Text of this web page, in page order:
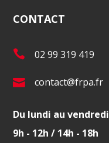
CONTACT
T
l
.
:
02 99 319 419
E
m
a
contact@frpa.fr
Du lundi au vendredi
9h - 12h / 14h - 18h